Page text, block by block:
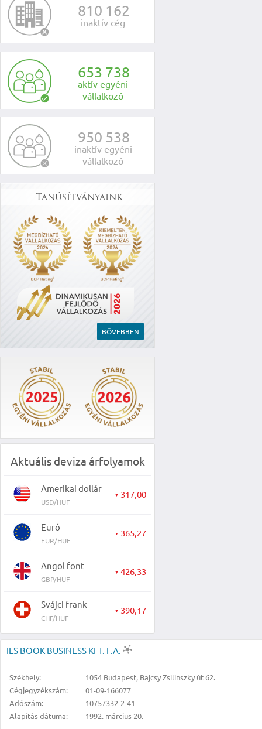
810 162
inaktív cég
653 738
aktív egyéni
vállalkozó
950 538
inaktív egyéni
vállalkozó
Tanúsítványaink
BŐVEBBEN
Aktuális deviza árfolyamok
Amerikai dollár
USD/HUF
▼ 317,00
Euró
EUR/HUF
▼ 365,27
Angol font
GBP/HUF
▼ 426,33
Svájci frank
CHF/HUF
▼ 390,17
ILS BOOK BUSINESS KFT. F.A.
Székhely:
1054 Budapest, Bajcsy Zsilinszky út 62.
Cégjegyzékszám:
01-09-166077
Adószám:
10757332-2-41
Alapítás dátuma:
1992. március 20.